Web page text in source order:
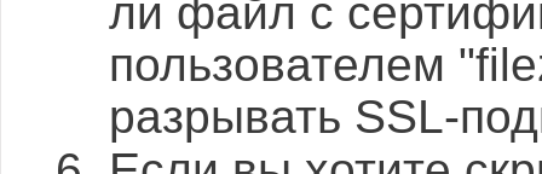
ли файл с
пользователем
разрывать SSL-